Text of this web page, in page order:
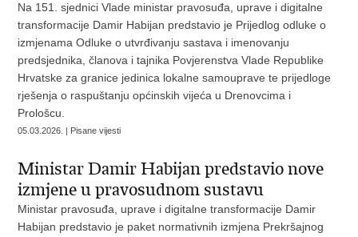
Na 151. sjednici Vlade ministar pravosuđa, uprave i digitalne
transformacije Damir Habijan predstavio je Prijedlog odluke o
izmjenama Odluke o utvrđivanju sastava i imenovanju
predsjednika, članova i tajnika Povjerenstva Vlade Republike
Hrvatske za granice jedinica lokalne samouprave te prijedloge
rješenja o raspuštanju općinskih vijeća u Drenovcima i
Prološcu.
05.03.2026. | Pisane vijesti
Ministar Damir Habijan predstavio nove
izmjene u pravosudnom sustavu
Ministar pravosuđa, uprave i digitalne transformacije Damir
Habijan predstavio je paket normativnih izmjena Prekršajnog